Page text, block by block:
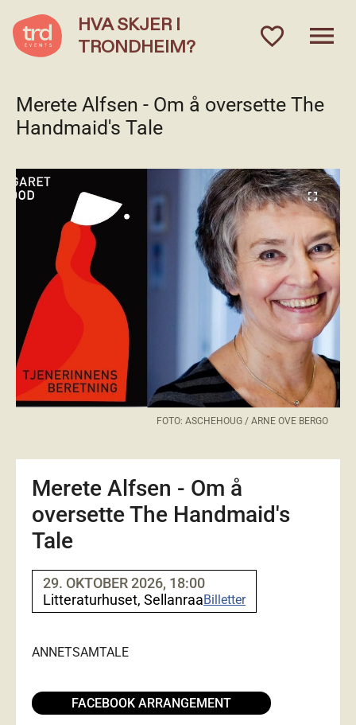
HVA SKJER I
TRONDHEIM?
favorite_outlinedmenu
Merete Alfsen - Om å oversette The
Handmaid's Tale
fullscreen
FOTO: ASCHEHOUG / ARNE OVE BERGO
Merete Alfsen - Om å
oversette The Handmaid's
Tale
29. OKTOBER 2026, 18:00
Litteraturhuset, SellanraaBilletter
ANNETSAMTALE
FACEBOOK ARRANGEMENT